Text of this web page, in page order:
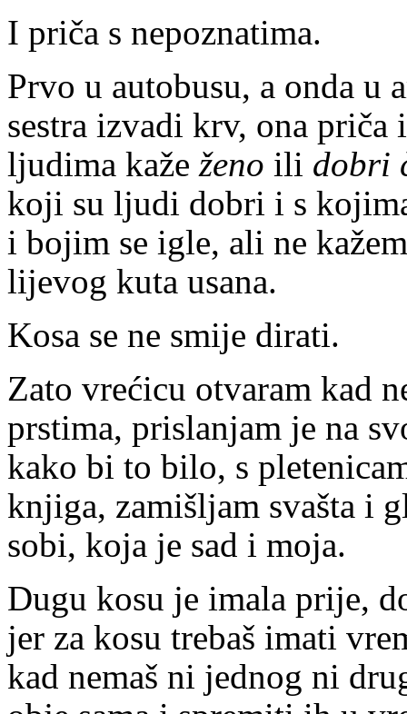
I priča s nepoznatima.
Prvo u autobusu, a onda u
sestra izvadi krv, ona priča
ljudima kaže ženo ili dobri
koji su ljudi dobri i s
i bojim se igle, ali ne
lijevog kuta usana.
Kosa se ne smije dirati.
Zato vrećicu otvaram kad
prstima, prislanjam je na
kako bi to bilo, s
knjiga, zamišljam svašta i
sobi, koja je sad i moja.
Dugu kosu je imala prije,
jer za kosu trebaš imati
kad nemaš ni jednog ni